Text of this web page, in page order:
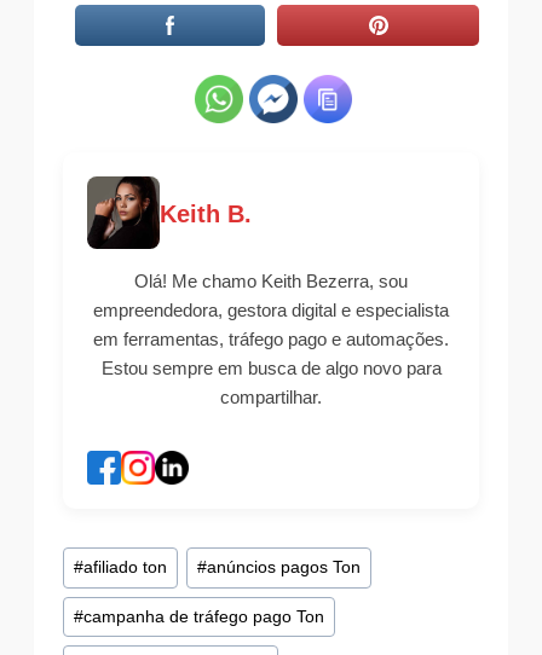
Keith B.
Olá! Me chamo Keith Bezerra, sou
empreendedora, gestora digital e especialista
em ferramentas, tráfego pago e automações.
Estou sempre em busca de algo novo para
compartilhar.
Tags
do
Post:
#afiliado ton #anúncios pagos Ton
#campanha de tráfego pago Ton